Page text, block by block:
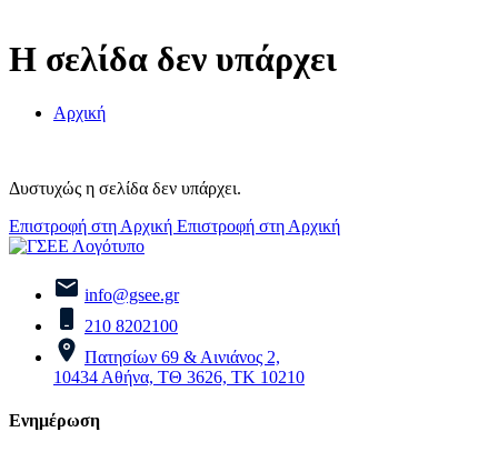
Η σελίδα δεν υπάρχει
Αρχική
Δυστυχώς η σελίδα δεν υπάρχει.
Επιστροφή στη Αρχική Επιστροφή στη Αρχική
info@gsee.gr
210 8202100
Πατησίων 69 & Αινιάνος 2,
10434 Αθήνα, ΤΘ 3626, ΤΚ 10210
Ενημέρωση